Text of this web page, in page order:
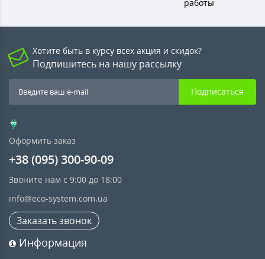
работы
Хотите быть в курсу всех акция и скидок?
Подпишитесь на нашу рассылку
Подписаться
Оформить заказ
+38 (095) 300-90-09
Звоните нам с 9:00 до 18:00
info@eco-system.com.ua
Заказать звонок
Информация